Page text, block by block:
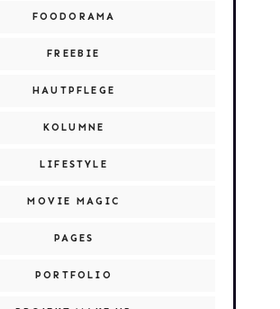
FOODORAMA
FREEBIE
HAUTPFLEGE
KOLUMNE
LIFESTYLE
MOVIE MAGIC
PAGES
PORTFOLIO